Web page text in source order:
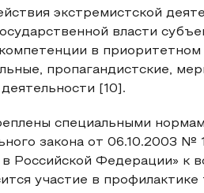
экстремистской
власти
в
пропагандистские,
[10].
специальными
закона от 06.10.2003
Российской Федерации» к
участие в